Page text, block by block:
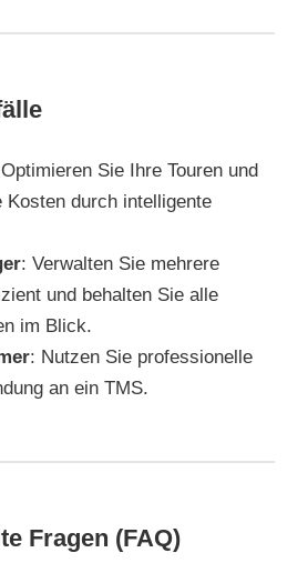
Sie Ihre Touren und
Kosten durch intelligente
: Verwalten Sie mehrere
und behalten Sie alle
im Blick.
: Nutzen Sie professionelle
an ein TMS.
Fragen (FAQ)